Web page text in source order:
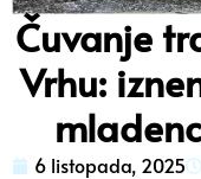
Čuvanje
Vrhu:
6 listopada, 2025